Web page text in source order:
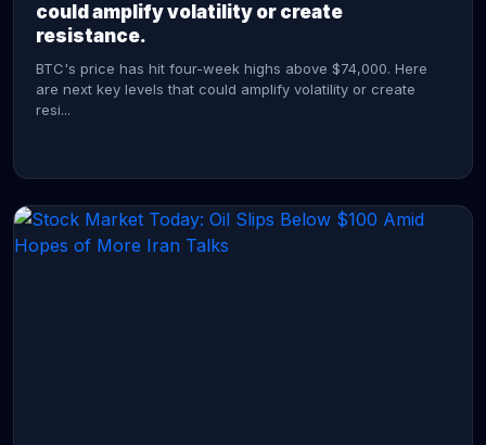
could amplify volatility or create
resistance.
BTC's price has hit four-week highs above $74,000. Here
are next key levels that could amplify volatility or create
resi...